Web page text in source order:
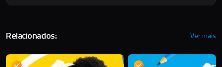
Relacionados: Ver mais